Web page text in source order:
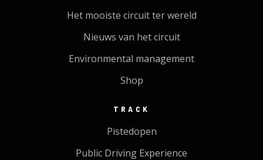
Het mooiste circuit ter wereld
Nieuws van het circuit
Environmental management
Shop
TRACK
Pistedopen
Public Driving Experience